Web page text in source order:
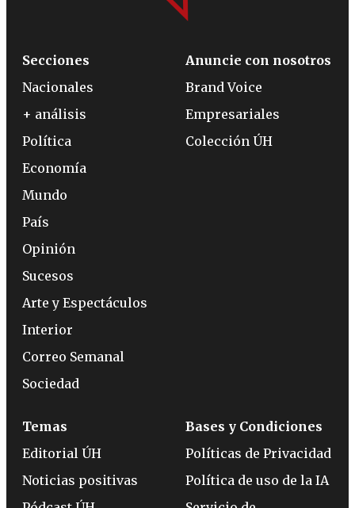
Secciones
Nacionales
+ análisis
Política
Economía
Mundo
País
Opinión
Sucesos
Arte y Espectáculos
Interior
Correo Semanal
Sociedad
Anuncie con nosotros
Brand Voice
Empresariales
Colección ÚH
Temas
Editorial ÚH
Noticias positivas
Bases y Condiciones
Políticas de Privacidad
Política de uso de la IA